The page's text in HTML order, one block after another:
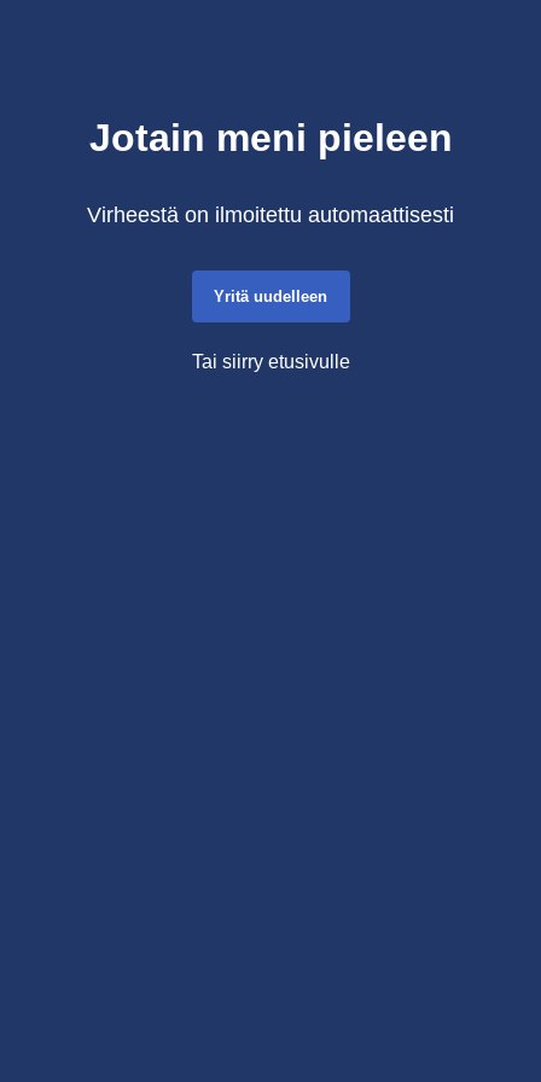
Jotain meni pieleen
Virheestä on ilmoitettu automaattisesti
Yritä uudelleen
Tai siirry etusivulle